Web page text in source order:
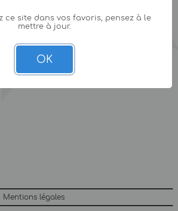
Mentions légales
ce site dans vos favoris, pensez à le
mettre à jour.
OK